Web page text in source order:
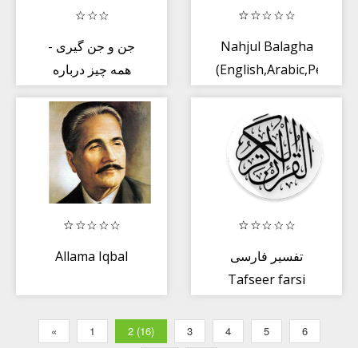
جن و جن گیری -
همه چیز درباره
روح
Nahjul Balagha
(English,Arabic,Persian)
Allama Iqbal
تفسیر فارسی
Tafseer farsi
« 1 2 (16) 3 4 5
6